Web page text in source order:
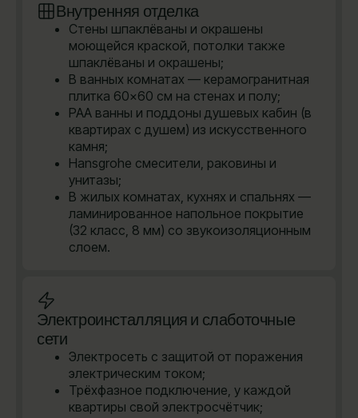
Внутренняя отделка
Стены шпаклёваны и окрашены
моющейся краской, потолки также
шпаклёваны и окрашены;
В ванных комнатах — керамогранитная
плитка 60×60 см на стенах и полу;
PAA ванны и поддоны душевых кабин (в
квартирах с душем) из искусственного
камня;
Hansgrohe cмесители, раковины и
унитазы;
В жилых комнатах, кухнях и спальнях —
ламинированное напольное покрытие
(32 класс, 8 мм) со звукоизоляционным
слоем.
Электроинсталляция и слаботочные
сети
Электросеть с защитой от поражения
электрическим током;
Трёхфазное подключение, у каждой
квартиры свой электросчётчик;